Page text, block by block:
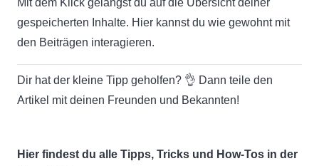
Mit dem Klick gelangst du auf die Übersicht deiner
gespeicherten Inhalte. Hier kannst du wie gewohnt mit
den Beiträgen interagieren.
Dir hat der kleine Tipp geholfen? 👌 Dann teile den
Artikel mit deinen Freunden und Bekannten!
Hier findest du alle Tipps, Tricks und How-Tos in der